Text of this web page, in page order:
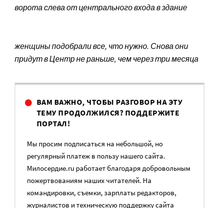
ворота слева от центрального входа в здание
женщины подобрали все, что нужно. Снова они
придут в Центр не раньше, чем через три месяца
ВАМ ВАЖНО, ЧТОБЫ РАЗГОВОР НА ЭТУ
ТЕМУ ПРОДОЛЖИЛСЯ? ПОДДЕРЖИТЕ
ПОРТАЛ!
Мы просим подписаться на небольшой, но
регулярный платеж в пользу нашего сайта.
Милосердие.ru работает благодаря добровольным
пожертвованиям наших читателей. На
командировки, съемки, зарплаты редакторов,
журналистов и техническую поддержку сайта